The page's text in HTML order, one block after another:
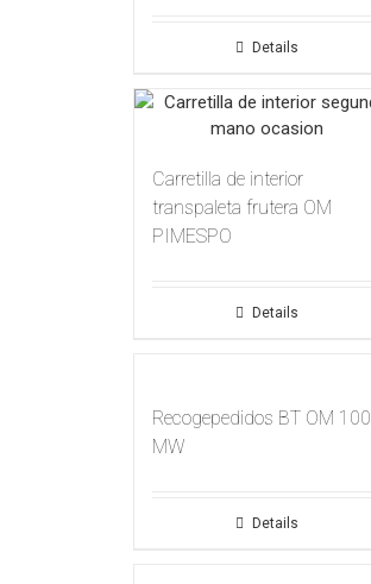
Details
Carretilla de interior
transpaleta frutera OM
PIMESPO
Details
Recogepedidos BT OM 100
MW
Details